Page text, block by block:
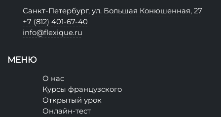
Санкт-Петербург, ул. Большая Конюшенная, 27
+7 (812) 401-67-40
info@flexique.ru
МЕНЮ
О нас
Курсы французского
Открытый урок
Онлайн-тест